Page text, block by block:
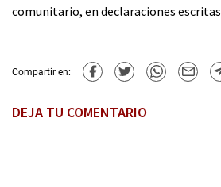
comunitario, en declaraciones
Compartir en:
DEJA TU COMENTARIO